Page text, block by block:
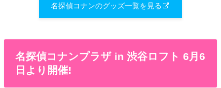
名探偵コナンのグッズ一覧を見る
名探偵コナンプラザ in 渋谷ロフト 6月6
日より開催!